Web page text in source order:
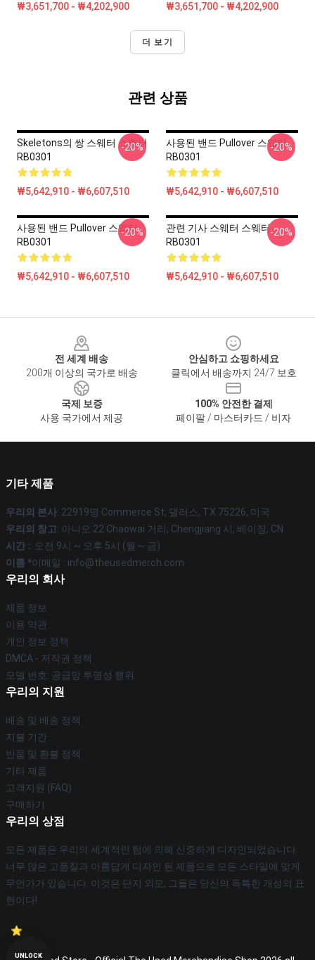
₩3,651,700 - ₩4,202,900 ₩3,651,700 - ₩4,202,900
더 보기
관련 상품
Skeletons의 쌍 스웨터 스웨터
RB0301
₩5,642,910 - ₩6,607,510
-20%
사용된 밴드 Pullover 스웨터
RB0301
₩5,642,910 - ₩6,607,510
-20%
사용된 밴드 Pullover 스웨터
RB0301
₩5,642,910 - ₩6,607,510
-20%
관련 기사 스웨터 스웨터
RB0301
₩5,642,910 - ₩6,607,510
-20%
전 세계 배송
200개 이상의 국가로 배송
안심하고 쇼핑하세요
클릭에서 배송까지 24/7 보호
국제 보증
사용 국가에서 제공
100% 안전한 결제
페이팔 / 마스터카드 / 비자
기타 제품
우리의 본사: 22919명 Commerce St, 댈러스, TX 75226, 미국
우리의 창고: 아니오 22 Chaowai 거리, Chengjiang 시, 베이징, CN
시간 :: 오전 9시 ~ 오후 5시 (월 ~ 금)
이름 *이메일 : info@theusedmerch.com
우리의 회사
제품 정보
이용 약관
개인 정보 정책
DMCA - 저작권 정책
모델 번호: 공급망 투명성 행위
우리의 지원
배송 및 배송 정책
지불 기간
반품 및 환불 정책
기타 제품
고객지원 (FAQ)
구매하기
우리의 상점
모든 제품은 우리의 세계적인 팀에 의해 신중하게 디자인되었습니다.
너무 많은 고품질과 아름답게 디자인 된 제품으로 모든 스타일에 맞게
무언가가 있습니다. 이것은 단지 외모, 그들은 당신의 독특한 개성의 표
현이다!
UNLOCK